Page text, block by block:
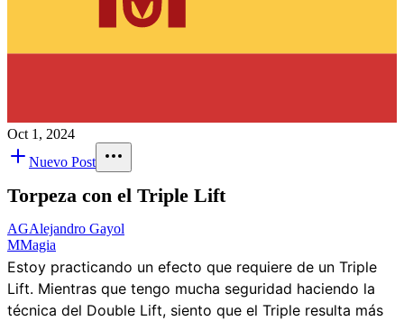
Oct 1, 2024
Nuevo Post
Torpeza con el Triple Lift
AGAlejandro Gayol
MMagia
Estoy practicando un efecto que requiere de un Triple
Lift. Mientras que tengo mucha seguridad haciendo la
técnica del Double Lift, siento que el Triple resulta más